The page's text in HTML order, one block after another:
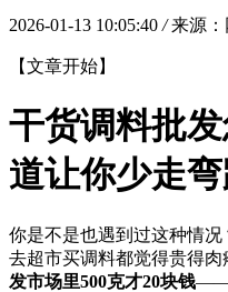
2026-01-13 10:05:40 / 来源
【文章开始】
干货调料批
道让你少走
你是不是也遇到过这种情
去超市买调料都觉得贵得肉
发市场里500克才20块钱——